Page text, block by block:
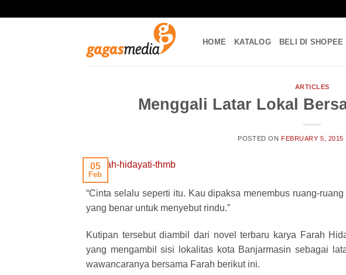
HOME KATALOG BELI DI SHOPEE
ARTICLES
Menggali Latar Lokal
POSTED ON FEBRUARY 5, 2015
05
Feb
“Cinta selalu seperti itu. Kau dipaksa menembus ruang-
yang benar untuk menyebut rindu.”
Kutipan tersebut diambil dari novel terbaru karya Farah
yang mengambil sisi lokalitas kota Banjarmasin sebagai
wawancaranya bersama Farah berikut ini.